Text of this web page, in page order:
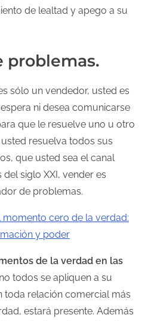
de lealtad y apego a su
problemas.
sólo un vendedor, usted es
ni desea comunicarse
que le resuelve uno u otro
resuelva todos sus
que usted sea el canal
siglo XXI, vender es
de problemas.
momento cero de la verdad:
y poder
de la verdad en las
todos se apliquen a su
toda relación comercial más
estará presente. Además